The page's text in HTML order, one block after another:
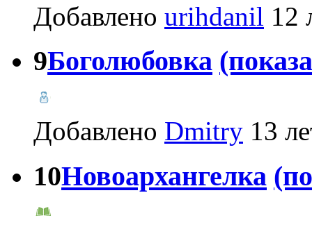
Добавлено urihdanil 12
9Боголюбовка
Добавлено Dmitry 13
10Новоархангелка